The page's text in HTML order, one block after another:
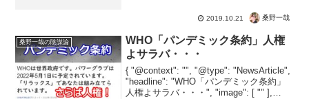
「オペラ座の怪人」の振り付け師です。
そんな世界的な振り付け師は、発達障
害だ...
2019.10.21 桑野一哉
桑野一哉の陰謀論
WHO「パンデミック条約」人権
よサラバ・・・
{ "@context": "", "@type": "NewsArticle",
"headline": "WHO「パンデミック条約」
人権よサラバ・・・", "image": [ "" ],